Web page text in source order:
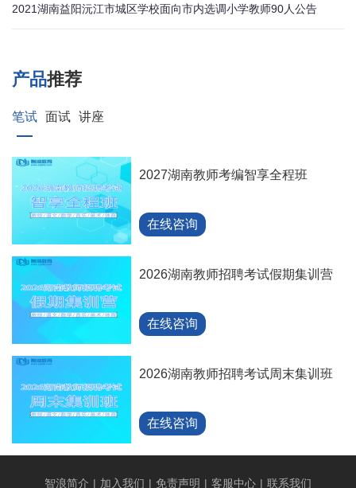
2021湖南益阳沅江市城区学校面向市内选调小学教师90人公告
产品推荐
笔试 面试 讲座
2027湖南教师考编智享全程班
在线咨询
2026湖南教师招聘考试假期集训营
在线咨询
2026湖南教师招聘考试周末集训班
在线咨询
智浪简介 | 加入我们 | 免责声明 | 客服中心 | 联系我们